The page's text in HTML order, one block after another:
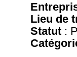
Lieu de
Statut :